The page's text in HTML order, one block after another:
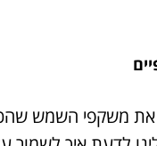
משקפי השמש שהכי